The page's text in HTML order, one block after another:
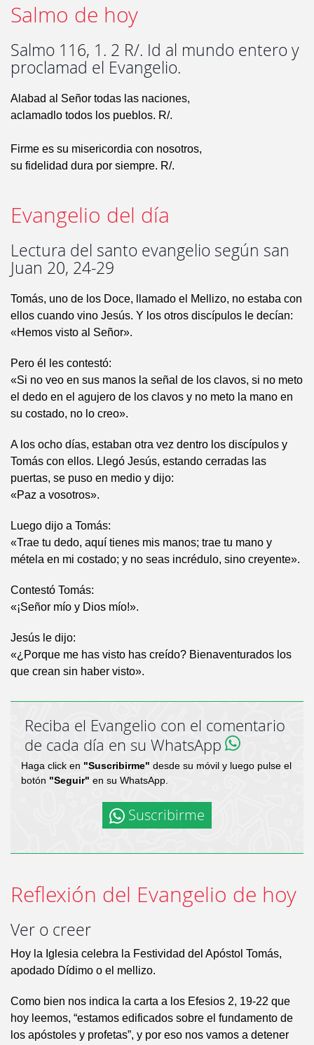
Salmo de hoy
Salmo 116, 1. 2 R/. Id al mundo entero y
proclamad el Evangelio.
Alabad al Señor todas las naciones,
aclamadlo todos los pueblos. R/.
Firme es su misericordia con nosotros,
su fidelidad dura por siempre. R/.
Evangelio del día
Lectura del santo evangelio según san
Juan 20, 24-29
Tomás, uno de los Doce, llamado el Mellizo, no estaba con
ellos cuando vino Jesús. Y los otros discípulos le decían:
«Hemos visto al Señor».
Pero él les contestó:
«Si no veo en sus manos la señal de los clavos, si no meto
el dedo en el agujero de los clavos y no meto la mano en
su costado, no lo creo».
A los ocho días, estaban otra vez dentro los discípulos y
Tomás con ellos. Llegó Jesús, estando cerradas las
puertas, se puso en medio y dijo:
«Paz a vosotros».
Luego dijo a Tomás:
«Trae tu dedo, aquí tienes mis manos; trae tu mano y
métela en mi costado; y no seas incrédulo, sino creyente».
Contestó Tomás:
«¡Señor mío y Dios mío!».
Jesús le dijo:
«¿Porque me has visto has creído? Bienaventurados los
que crean sin haber visto».
Reciba el Evangelio con el comentario
de cada día en su WhatsApp
Haga click en "Suscribirme" desde su móvil y luego pulse el
botón "Seguir" en su WhatsApp.
Suscribirme
Reflexión del Evangelio de hoy
Ver o creer
Hoy la Iglesia celebra la Festividad del Apóstol Tomás,
apodado Dídimo o el mellizo.
Como bien nos indica la carta a los Efesios 2, 19-22 que
hoy leemos, “estamos edificados sobre el fundamento de
los apóstoles y profetas”, y por eso nos vamos a detener